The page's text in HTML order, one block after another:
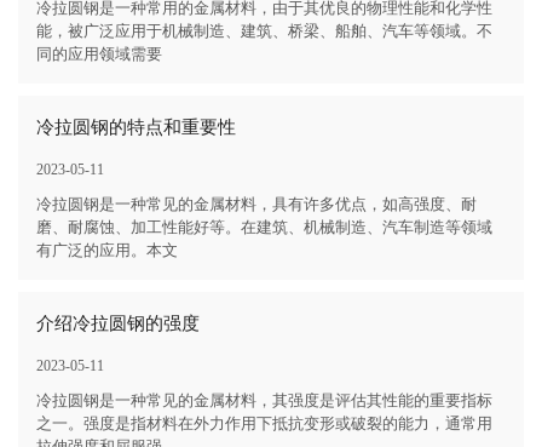
冷拉圆钢是一种常用的金属材料，由于其优良的物理性能和化学性
能，被广泛应用于机械制造、建筑、桥梁、船舶、汽车等领域。不
同的应用领域需要
冷拉圆钢的特点和重要性
2023-05-11
冷拉圆钢是一种常见的金属材料，具有许多优点，如高强度、耐
磨、耐腐蚀、加工性能好等。在建筑、机械制造、汽车制造等领域
有广泛的应用。本文
介绍冷拉圆钢的强度
2023-05-11
冷拉圆钢是一种常见的金属材料，其强度是评估其性能的重要指标
之一。强度是指材料在外力作用下抵抗变形或破裂的能力，通常用